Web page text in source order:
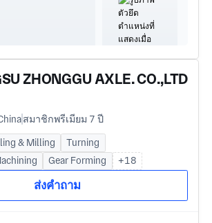
ZHONGGU AXLE. CO.,LTD
สมาชิกพรีเมียม 7 ปี
& Milling
Turning
Gear Forming +18
ส่งคำถาม